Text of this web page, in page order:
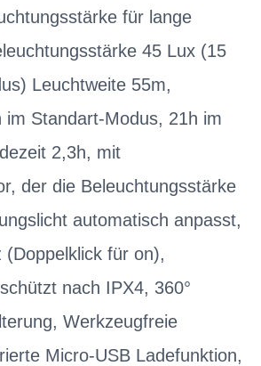
für lange
45 Lux (15
Leuchtweite 55m,
im Standart-Modus, 21h im
2,3h, mit
der die Beleuchtungsstärke
automatisch anpasst,
(Doppelklick für on),
nach IPX4, 360°
Werkzeugfreie
Micro-USB Ladefunktion,